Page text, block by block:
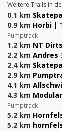
Weitere Trails in
0.1 km
0.9 km Horbi |
Pumptrack
1.2 km NT Dirts
2.2 km Andres
2.4 km
2.9 km
4.1 km
4.3 km
Pumptrack
5.2 km
5.2 km